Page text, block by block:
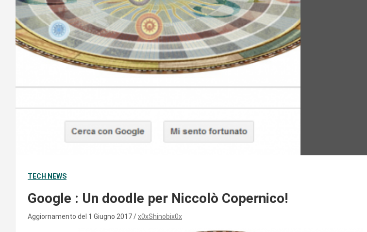
TECH NEWS
Google : Un doodle per Niccolò Copernico!
Aggiornamento del 1 Giugno 2017 x0xShinobix0x